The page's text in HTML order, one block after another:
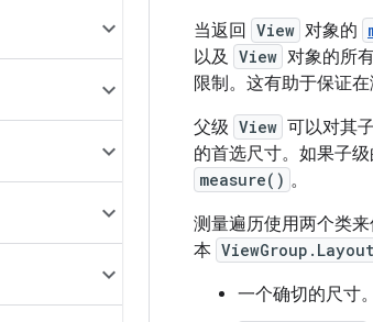
当返回 View 对象的
以及 View 对象的所
限制。这有助于保证
父级 View 可以对其
的首选尺寸。如果子
measure() 。
测量遍历使用两个类来
本
一个确切的尺寸。